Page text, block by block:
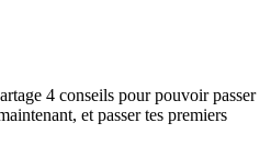
4 conseils pour pouvoir passer
et passer tes premiers